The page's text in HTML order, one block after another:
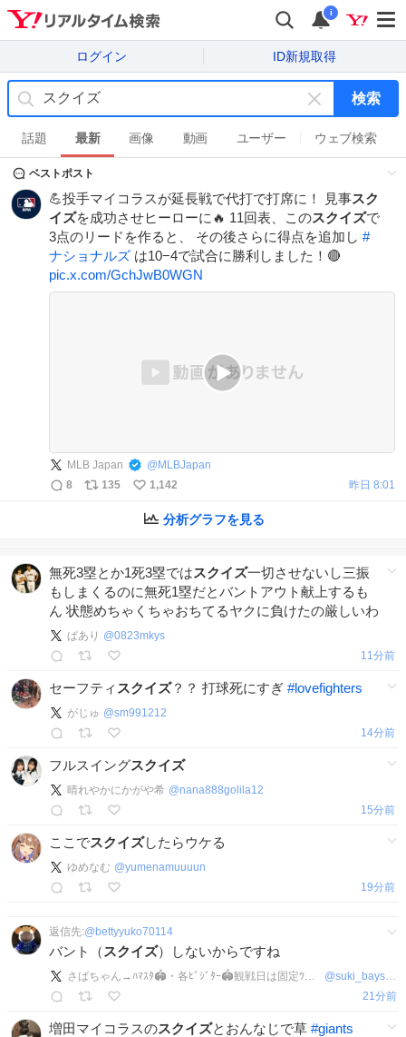
i
ログイン ID新規取得
キ
ー
ワ
ド
を
消
す
検索
話題 最新 画像 動画 ユーザー ウェブ検索
ベストポスト
💪投手マイコラスが延長戦で代打で打席に！ 見事スク
イズを成功させヒーローに🔥 11回表、このスクイズで
3点のリードを作ると、 その後さらに得点を追加し #
ナショナルズ は10−4で試合に勝利しました！🔴
pic.x.com/GchJwB0WGN
MLB Japan @ MLBJapan
8
135 1,142 昨日 8:01
分析グラフを見る
無死3塁とか1死3塁ではスクイズ一切させないし三振
もしまくるのに無死1塁だとバントアウト献上するも
ん 状態めちゃくちゃおちてるヤクに負けたの厳しいわ
ぱあり @0823mkys
12分前
セーフティ スクイズ？？ 打球死にすぎ #lovefighters
がじゅ @sm991212
15分前
フルスイングスクイズ
晴れやかにかがや希 @nana888golila12
15分前
ここでスクイズしたらウケる
ゆめなむ @yumenamuuuun
20分前
返信先:@bettyyuko70114
バント（ スクイズ）しないからですね
さばちゃん→ﾊﾏｽﾀ🏟・各ﾋﾞｼﾞﾀｰ🏟観戦日は固定ﾂｲｰﾄ参照 @suki_baystars
21分前
増田マイコラスのスクイズとおんなじで草 #giants